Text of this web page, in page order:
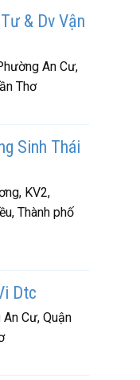
& Dv Vận
An Cư,
Thơ
Sinh Thái
KV2,
Thành phố
Dtc
Cư, Quận